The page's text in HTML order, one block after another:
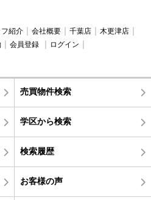
フ紹介 会社概要 千葉店
木更津店
会員登録
ログイン
売買物件検索
学区から検索
検索履歴
お客様の声